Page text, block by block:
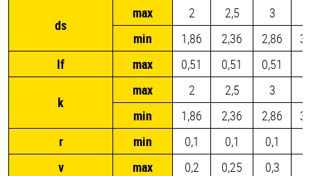
ds
max 2 2,5 3
min
1,86 2,36 2,86
lf
max 0,51 0,51 0,51
k
max 2 2,5 3
min
1,86 2,36 2,86
r
min 0,1 0,1 0,1
v
max 0,2 0,25 0,3